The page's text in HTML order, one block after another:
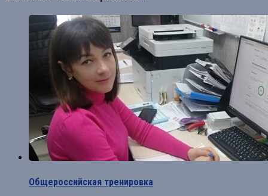
Общероссийская тренировка